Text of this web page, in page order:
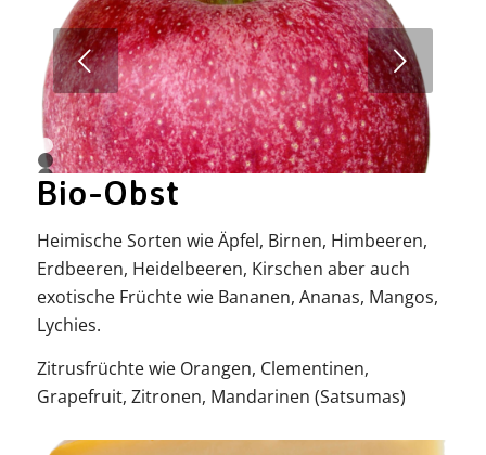
Weiter
1
2
3
Bio-Obst
Heimische Sorten wie Äpfel, Birnen, Himbeeren,
Erdbeeren, Heidelbeeren, Kirschen aber auch
exotische Früchte wie Bananen, Ananas, Mangos,
Lychies.
Zitrusfrüchte wie Orangen, Clementinen,
Grapefruit, Zitronen, Mandarinen (Satsumas)